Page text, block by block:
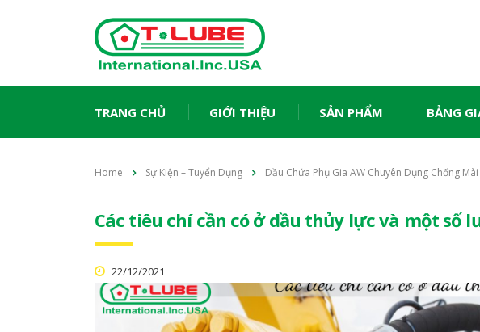
TRANG CHỦ GIỚI THIỆU SẢN PHẨM BẢNG
Home Sự Kiện – Tuyển Dụng Dầu Chứa Phụ Gia AW Chuyên Dụng Chống
Các tiêu chí cần có ở dầu thủy lực và một số
22/12/2021